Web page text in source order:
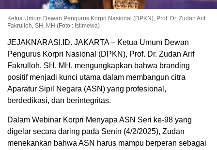
Ketua Umum Dewan Pengurus Korpri Nasional (DPKN), Prof. Dr. Zudan Arif
Fakrulloh, SH, MH (Foto : Istimewa)
JEJAKNARASI.ID. JAKARTA – Ketua Umum Dewan
Pengurus Korpri Nasional (DPKN), Prof. Dr. Zudan Arif
Fakrulloh, SH, MH, mengungkapkan bahwa branding
positif menjadi kunci utama dalam membangun citra
Aparatur Sipil Negara (ASN) yang profesional,
berdedikasi, dan berintegritas.
Dalam Webinar Korpri Menyapa ASN Seri ke-98 yang
digelar secara daring pada Senin (4/2/2025), Zudan
menekankan bahwa ASN harus mampu berperan sebagai